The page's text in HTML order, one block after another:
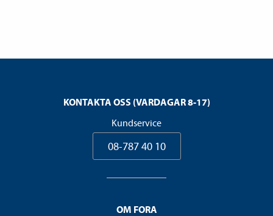
KONTAKTA OSS (VARDAGAR 8-17)
Kundservice
08-787 40 10
OM FORA